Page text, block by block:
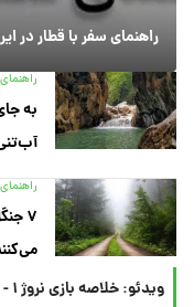
راهنمای سفر با قطار در
به
۷
ویدئو: خلاصه بازی نروژ ۱ - انگلیس ۲